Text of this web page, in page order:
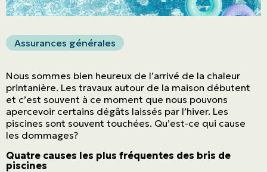
Assurances générales
Nous sommes bien heureux de l’arrivé de la chaleur
printanière. Les travaux autour de la maison débutent
et c’est souvent à ce moment que nous pouvons
apercevoir certains dégâts laissés par l’hiver. Les
piscines sont souvent touchées. Qu’est-ce qui cause
les dommages?
Quatre causes les plus fréquentes des bris de
piscines